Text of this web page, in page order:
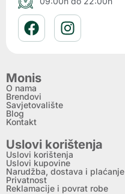
Monis
O nama
Brendovi
Savjetovalište
Blog
Kontakt
Uslovi korištenja
Uslovi korištenja
Uslovi kupovine
Narudžba, dostava i plaćanje
Privatnost
Reklamacije i povrat robe